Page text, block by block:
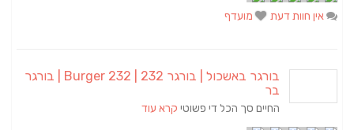
אין חוות דעת מועדף
בורגר באשכול | בורגר 232 | Burger 232 | בורגר
בר
החיים סך הכל די פשוטי קרא עוד